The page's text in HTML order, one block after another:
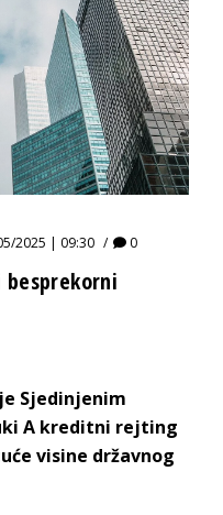
2025 | 09:30 0
Sjedinjenim
A kreditni rejting
visine državnog